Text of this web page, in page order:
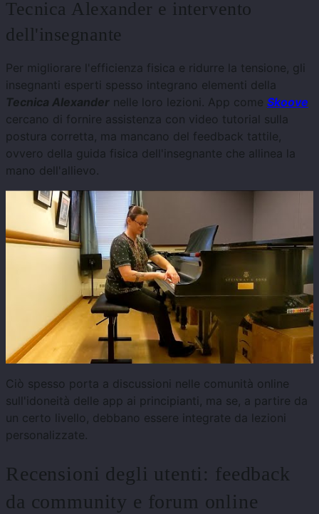
Tecnica Alexander e intervento
dell'insegnante
Per migliorare l'efficienza fisica e ridurre la tensione, gli
insegnanti esperti spesso integrano elementi della
Tecnica Alexander nelle loro lezioni. App come Skoove
cercano di fornire assistenza con video tutorial sulla
postura corretta, ma mancano del feedback tattile,
ovvero della guida fisica dell'insegnante che allinea la
mano dell'allievo.
Ciò spesso porta a discussioni nelle comunità online
sull'idoneità delle app ai principianti, ma se, a partire da
un certo livello, debbano essere integrate da lezioni
personalizzate.
Recensioni degli utenti: feedback
da community e forum online